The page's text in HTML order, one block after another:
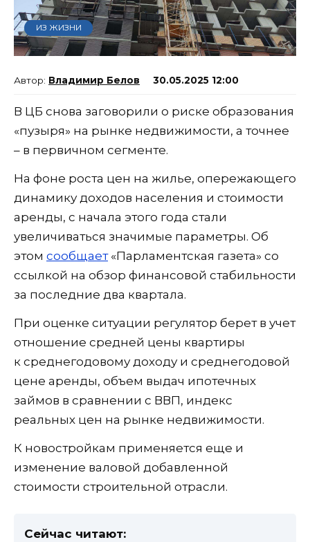
ИЗ ЖИЗНИ
Владимир Белов 30.05.2025 12:00
В ЦБ снова заговорили о риске образования
«пузыря» на рынке недвижимости, а точнее
– в первичном сегменте.
На фоне роста цен на жилье, опережающего
динамику доходов населения и стоимости
аренды, с начала этого года стали
увеличиваться значимые параметры. Об
этом сообщает«Парламентская газета» со
ссылкой на обзор финансовой стабильности
за последние два квартала.
При оценке ситуации регулятор берет в учет
отношение средней цены квартиры
к среднегодовому доходу и среднегодовой
цене аренды, объем выдач ипотечных
займов в сравнении с ВВП, индекс
реальных цен на рынке недвижимости.
К новостройкам применяется еще и
изменение валовой добавленной
стоимости строительной отрасли.
Сейчас читают: